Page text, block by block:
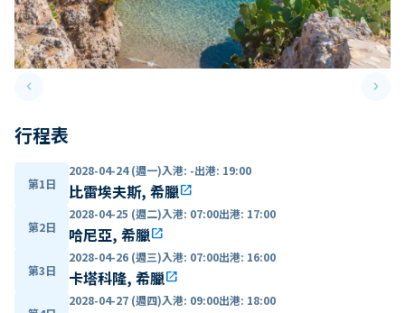
keyboard_arrow_leftPrevious slide keyboard_arrow_right
行程表
第1日
2028-04-24 (週一)入港: -出港: 19:00
比雷埃夫斯, 希臘open_in_new
第2日
2028-04-25 (週二)入港: 07:00出港: 17:00
哈尼亞, 希臘open_in_new
第3日
2028-04-26 (週三)入港: 07:00出港: 16:00
卡塔科隆, 希臘open_in_new
2028-04-27 (週四)入港: 09:00出港: 18:00